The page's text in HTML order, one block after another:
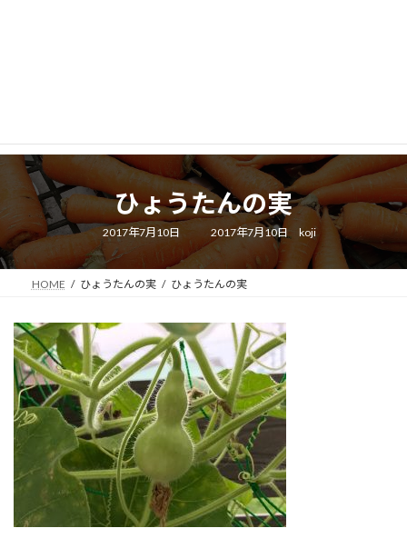
ひょうたんの実
2017年7月10日
最
終
更
時
2017年7月10日 koji
HOME ひょうたんの実 ひょうたんの実